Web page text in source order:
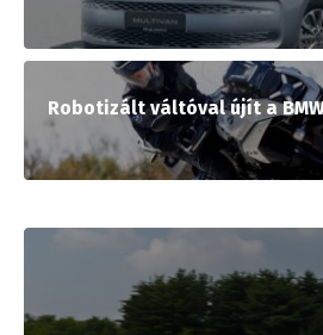
Robotizált váltóval újít a